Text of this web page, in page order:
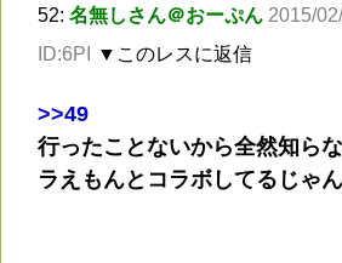
52: 名無しさん＠おーぷん 2015/
ID:6PI
▼このレスに返信
>>49
行ったことないから全然知ら
ラえもんとコラボしてるじゃん